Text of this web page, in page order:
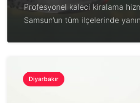
Profesyonel kaleci kiralama
Samsun’un tüm ilçelerinde
Diyarbakır